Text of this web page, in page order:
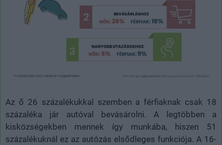
Az ő 26 százalékukkal szemben a férfiaknak csak 18
százaléka jár autóval bevásárolni. A legtöbben a
kisközségekben mennek így munkába, hiszen 51
százalékuknál ez az autózás elsődleges funkciója. A 16-